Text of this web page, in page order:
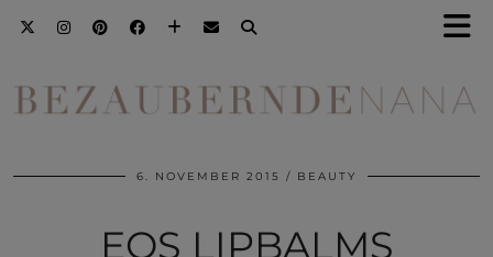
6. NOVEMBER 2015 BEAUTY
EOS LIPBALMS